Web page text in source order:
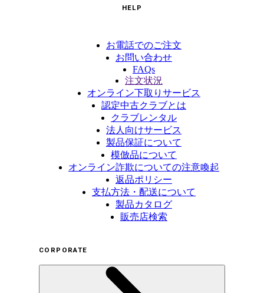
HELP
お電話でのご注文
お問い合わせ
FAQs
注文状況
オンライン下取りサービス
認定中古クラブとは
クラブレンタル
法人向けサービス
製品保証について
模倣品について
オンライン詐欺についての注意喚起
返品ポリシー
支払方法・配送について
製品カタログ
販売店検索
CORPORATE